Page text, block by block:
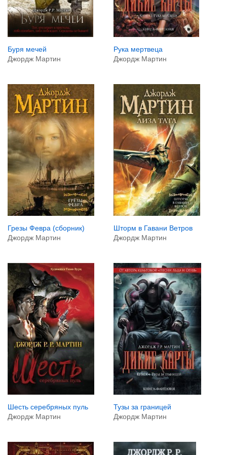
Буря мечей
Джордж Мартин
Рука мертвеца
Джордж Мартин
Грезы Февра (сборник)
Джордж Мартин
Шторм в Гавани Ветров
Джордж Мартин
Шесть серебряных пуль
Джордж Мартин
Тузы за границей
Джордж Мартин